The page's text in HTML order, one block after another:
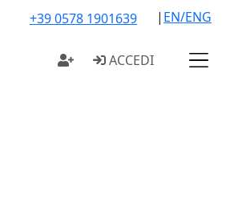
+39 0578 1901639 | EN/ENG
ACCEDI